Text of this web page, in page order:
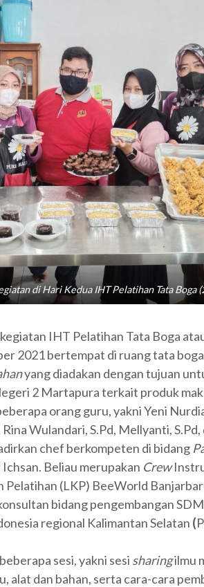
di Hari Kedua IHT Pelatihan Tata Boga
IHT Pelatihan Tata Boga
2021 bertempat di ruang tata
yang diadakan dengan tujuan
2 Martapura terkait produk
orang guru, yakni Yeni
Wulandari, S.Pd, Mellyanti,
chef berkompeten di bidang
Beliau merupakan Crew
Pelatihan (LKP) BeeWorld
bidang pengembangan
regional Kalimantan Selatan (
sesi, yakni sesi sharingilmu
alat dan bahan, serta cara-cara